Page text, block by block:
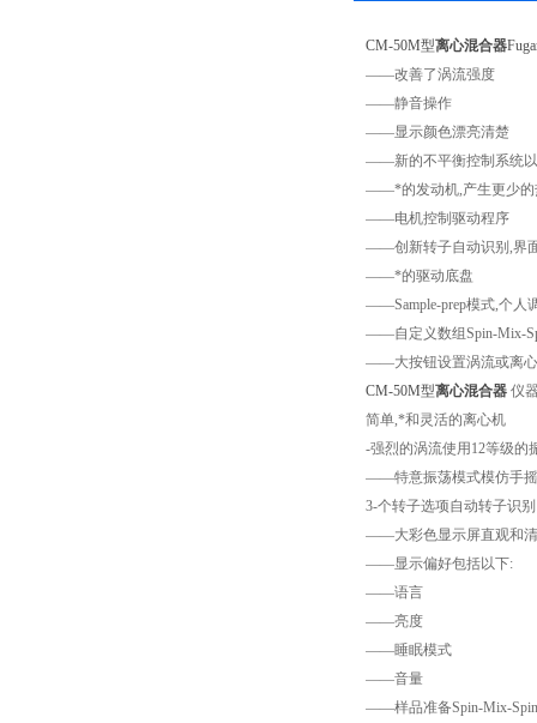
CM-50M型离心混合器
——改善了涡流强度
——静音操作
——显示颜色漂亮清楚
——新的不平衡控制系统
——*的发动机,产生更少
——电机控制驱动程序
——创新转子自动识别 ,界
——*的驱动底盘
——Sample-prep模式,个人
——自定义数组Spin-Mix-
——大按钮设置涡流或离
CM-50M型离心混合器 仪
简单,*和灵活的离心机
-强烈的涡流使用 12等级的
——特意振荡模式模仿手
3-个转子选项自动转子识别
——大彩色显示屏直观和
——显示偏好包括以下:
——语言
——亮度
——睡眠模式
——音量
——样品准备Spin-Mix-Spin